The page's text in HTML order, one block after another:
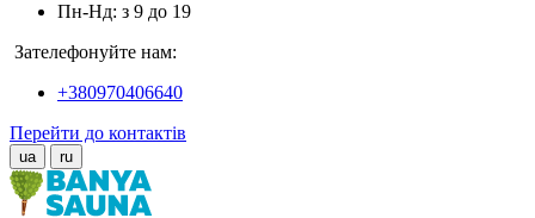
Пн-Нд: з 9 до 19
Зателефонуйте нам:
+380970406640
Перейти до контактів
ua ru